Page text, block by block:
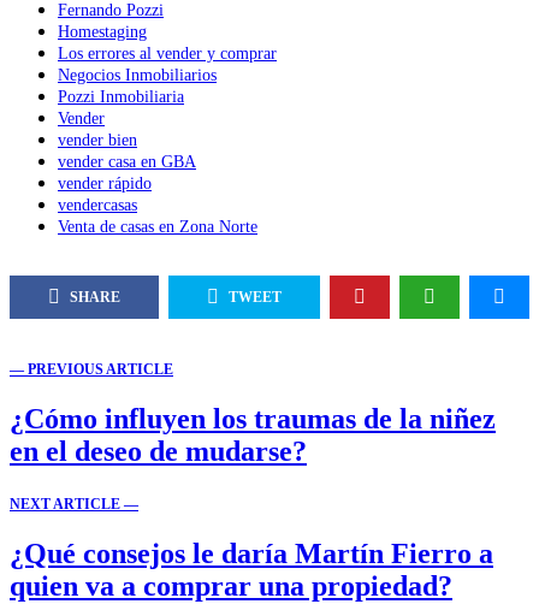
Fernando Pozzi
Homestaging
Los errores al vender y comprar
Negocios Inmobiliarios
Pozzi Inmobiliaria
Vender
vender bien
vender casa en GBA
vender rápido
vendercasas
Venta de casas en Zona Norte
SHARE TWEET
— PREVIOUS ARTICLE
¿Cómo influyen los traumas de la niñez
en el deseo de mudarse?
NEXT ARTICLE —
¿Qué consejos le daría Martín Fierro a
quien va a comprar una propiedad?